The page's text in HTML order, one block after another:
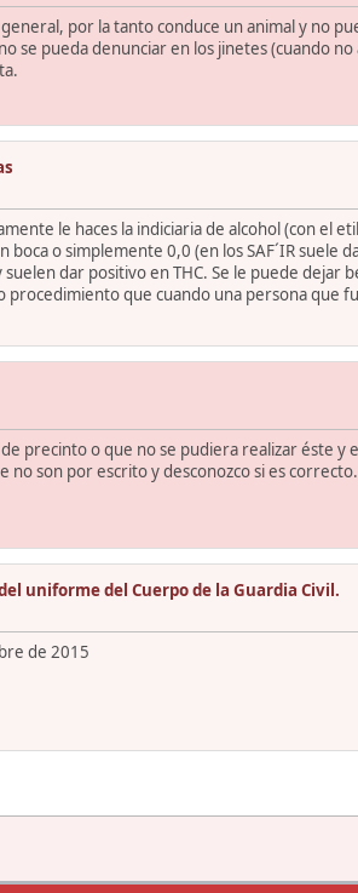
por la tanto conduce un animal y no
se pueda denunciar en los jinetes (cuando
le haces la indiciaria de alcohol (con el
o simplemente 0,0 (en los SAF´IR suele
dar positivo en THC. Se le puede
que cuando una persona que
precinto o que no se pudiera realizar éste
no son por escrito y desconozco si es correcto.
uniforme del Cuerpo de la Guardia Civil.
de 2015